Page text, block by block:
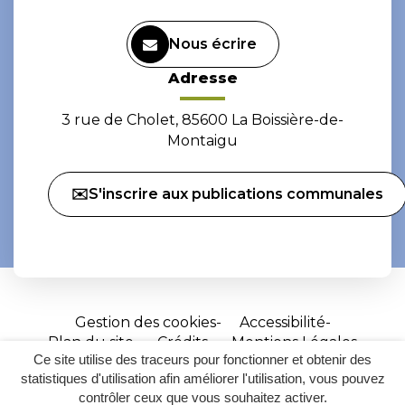
Ce site utilise des traceurs pour fonctionner et obtenir des
statistiques d'utilisation afin améliorer l'utilisation, vous pouvez
contrôler ceux que vous souhaitez activer.
Nous écrire
Adresse
3 rue de Cholet, 85600 La Boissière-de-
Montaigu
✉️S'inscrire aux publications communales
Gestion des cookies
Accessibilité
Plan du site
Crédits
Mentions Légales
Site
réalisé